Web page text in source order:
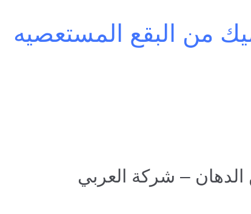
من البقع المستعصيه
– شركة العربي